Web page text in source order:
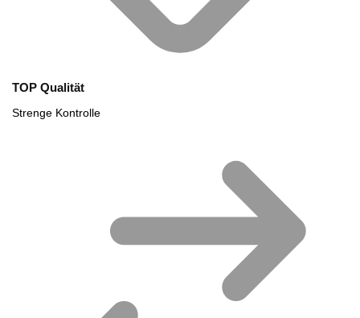
TOP Qualität
Strenge Kontrolle